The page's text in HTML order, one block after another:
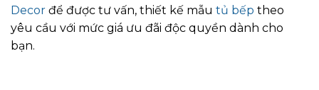
Decor để được tư vấn, thiết kế mẫu tủ bếp theo
yêu cầu với mức giá ưu đãi độc quyền dành cho
bạn.